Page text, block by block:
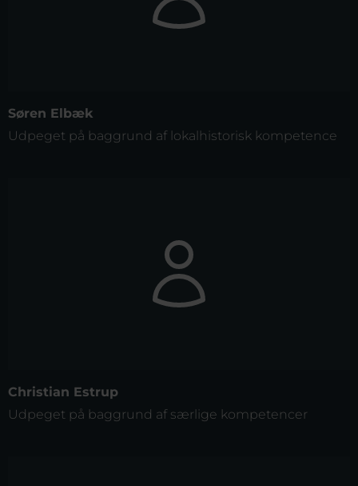
Søren Elbæk
Udpeget på baggrund af lokalhistorisk kompetence
Christian Estrup
Udpeget på baggrund af særlige kompetencer